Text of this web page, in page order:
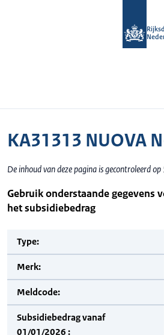
KA31313 NUOVA
De inhoud van deze pagina is gecontroleerd
Gebruik onderstaande gegevens
het subsidiebedrag
Type:
Merk:
Meldcode:
Subsidiebedrag vanaf
01/01/2026 :